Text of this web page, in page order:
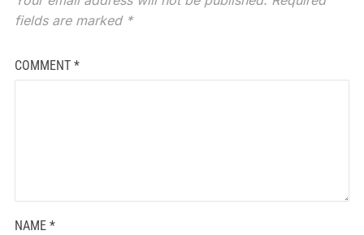
fields are marked *
COMMENT *
NAME *